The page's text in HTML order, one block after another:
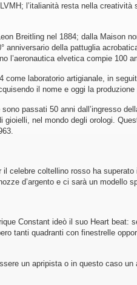
l’italianità resta nella creatività
Breitling nel 1884; dalla Maison
anniversario della pattuglia
l’aeronautica elvetica compie 100
come laboratorio artigianale, in
il nome e oggi la produzione
passati 50 anni dall’ingresso
gioielli, nel mondo degli orologi.
celebre coltellino rosso ha
d’argento e ci sarà un modello
Constant ideò il suo Heart beat:
tanti quadranti con finestrelle
un apripista o in questo caso un